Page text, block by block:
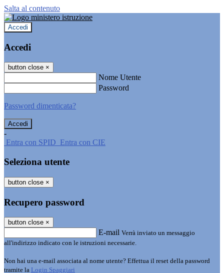
Salta al contenuto
Accedi
Accedi
button close ×
Nome Utente
Password
Password dimenticata?
-
Entra con SPID Entra con CIE
Seleziona utente
button close ×
Recupero password
button close ×
E-mail Verrà inviato un messaggio
all'indirizzo indicato con le istruzioni necessarie.
Non hai una e-mail associata al nome utente? Effettua il reset della password
tramite la Login Spaggiari